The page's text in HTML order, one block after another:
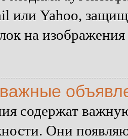
или Yahoo,
на
содержат
Они